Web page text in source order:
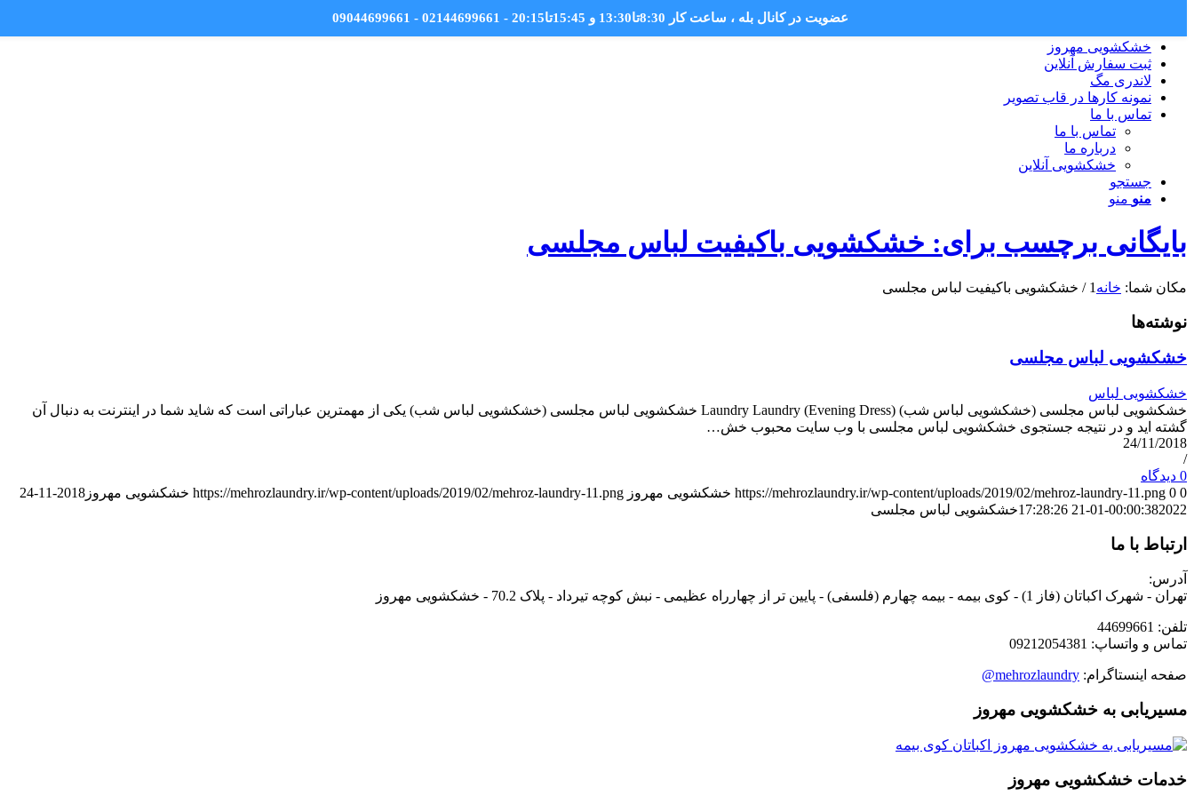
خشکشویی مهروز
ثبت سفارش آنلاین
لاندری مگ
نمونه کارها در قاب تصویر
تماس با ما
تماس با ما
درباره ما
خشکشویی آنلاین
جستجو
منو منو
بایگانی برچسب برای: خشکشویی باکیفیت لباس مجلسی
مکان شما: خانه 1
/ خشکشویی باکیفیت لباس مجلسی
نوشته‌ها
خشکشویی لباس مجلسی
خشکشویی لباس
خشکشویی لباس مجلسی (خشکشویی لباس شب) Laundry Laundry (Evening Dress) خشکشویی لباس مجلسی (خشکشویی لباس شب) یکی از مهمترین عباراتی است که شاید شما در اینترنت به دنبال آن
گشته اید و در نتیجه جستجوی خشکشویی لباس مجلسی با وب سایت محبوب خش…
24/11/2018
/
0 دیدگاه
https://mehrozlaundry.ir/wp-content/uploads/2019/02/mehroz-laundry-11.png 0 0 خشکشویی مهروز https://mehrozlaundry.ir/wp-content/uploads/2019/02/mehroz-laundry-11.png خشکشویی مهروز
2018-11-24
00:00:382022-01-21 17:28:26 خشکشویی لباس مجلسی
ارتباط با ما
آدرس:
تهران - شهرک اکباتان (فاز 1) - کوی بیمه - بیمه چهارم (فلسفی) - پایین تر از چهارراه عظیمی - نبش کوچه تیرداد - پلاک 70.2 - خشکشویی مهروز
تلفن: 44699661
تماس و واتساپ: 09212054381
صفحه اینستاگرام: mehrozlaundry@
مسیریابی به خشکشویی مهروز
خدمات خشکشویی مهروز
عضویت در کانال بله ، ساعت کار 8:30تا13:30 و 15:45تا20:15 - 02144699661 - 09044699661